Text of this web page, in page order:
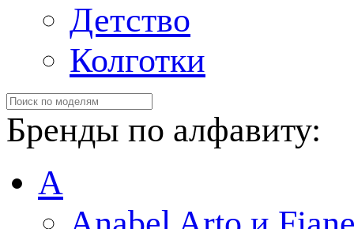
Детство
Колготки
Бренды по алфавиту:
A